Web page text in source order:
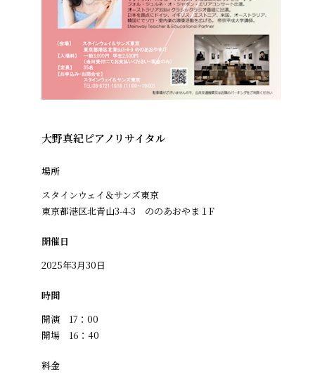
大野真紀ピアノリサイタル
場所
スタインウェイ＆サンズ東京
東京都港区北青山3-4-3 ののあおやま１F
開催日
2025年3月30日
時間
開演 17：00
開場 16：40
料金